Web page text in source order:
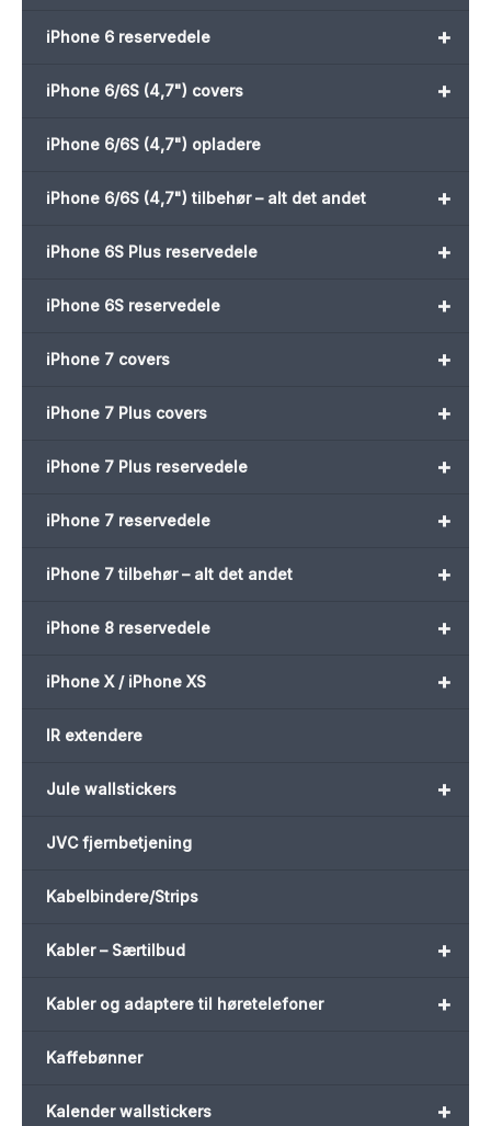
+
iPhone 6 reservedele
+
iPhone 6/6S (4,7") covers
iPhone 6/6S (4,7") opladere
+
iPhone 6/6S (4,7") tilbehør – alt det andet
+
iPhone 6S Plus reservedele
+
iPhone 6S reservedele
+
iPhone 7 covers
+
iPhone 7 Plus covers
+
iPhone 7 Plus reservedele
+
iPhone 7 reservedele
+
iPhone 7 tilbehør – alt det andet
+
iPhone 8 reservedele
+
iPhone X / iPhone XS
IR extendere
+
Jule wallstickers
JVC fjernbetjening
Kabelbindere/Strips
+
Kabler – Særtilbud
+
Kabler og adaptere til høretelefoner
Kaffebønner
+
Kalender wallstickers